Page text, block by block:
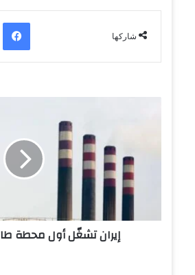
شاركها
ل
إيران تشغّل أول محطة